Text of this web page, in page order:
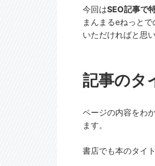
今回はSEO記事で
まんまるeねっと
いただければと思い
記事のタ
ページの内容をわ
ます。
書店でも本のタイ